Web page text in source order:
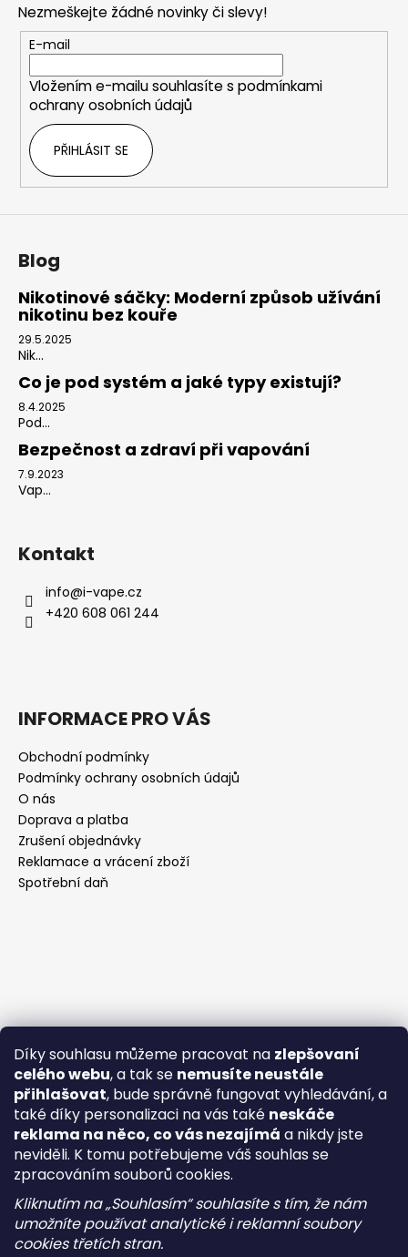
Díky souhlasu můžeme pracovat na zlepšovaní
celého webu, a tak se nemusíte neustále
přihlašovat, bude správně fungovat vyhledávání, a
také díky personalizaci na vás také neskáče
reklama na něco, co vás nezajímá a nikdy jste
neviděli. K tomu potřebujeme váš souhlas se
zpracováním souborů cookies.
Kliknutím na „Souhlasím“ souhlasíte s tím, že nám
umožníte používat analytické i reklamní soubory
cookies třetích stran.
a
c
í
p
r
ý
p
Nezmeškejte žádné novinky či slevy!
E-mail
Vložením e-mailu souhlasíte s podmínkami
ochrany osobních údajů
PŘIHLÁSIT SE
Blog
Nikotinové sáčky: Moderní způsob užívání
nikotinu bez kouře
29.5.2025
Nik...
Co je pod systém a jaké typy existují?
8.4.2025
Pod...
Bezpečnost a zdraví při vapování
7.9.2023
Vap...
Kontakt
info@i-vape.cz
+420 608 061 244
INFORMACE PRO VÁS
Obchodní podmínky
Podmínky ochrany osobních údajů
O nás
Doprava a platba
Zrušení objednávky
Reklamace a vrácení zboží
Spotřební daň